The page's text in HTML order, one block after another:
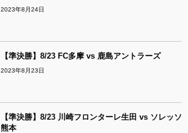
2023年8月24日
【準決勝】8/23 FC多摩 vs 鹿島アントラーズ
2023年8月23日
【準決勝】8/23 川崎フロンターレ生田 vs ソレッソ
熊本